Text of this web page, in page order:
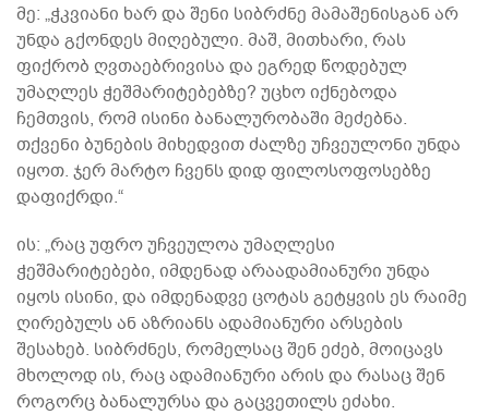
მე: „ჭკვიანი ხარ და შენი სიბრძნე მამაშენისგან არ
უნდა გქონდეს მიღებული. მაშ, მითხარი, რას
ფიქრობ ღვთაებრივისა და ეგრედ წოდებულ
უმაღლეს ჭეშმარიტებებზე? უცხო იქნებოდა
ჩემთვის, რომ ისინი ბანალურობაში მეძებნა.
თქვენი ბუნების მიხედვით ძალზე უჩვეულონი უნდა
იყოთ. ჯერ მარტო ჩვენს დიდ ფილოსოფოსებზე
დაფიქრდი.“
ის: „რაც უფრო უჩვეულოა უმაღლესი
ჭეშმარიტებები, იმდენად არაადამიანური უნდა
იყოს ისინი, და იმდენადვე ცოტას გეტყვის ეს რაიმე
ღირებულს ან აზრიანს ადამიანური არსების
შესახებ. სიბრძნეს, რომელსაც შენ ეძებ, მოიცავს
მხოლოდ ის, რაც ადამიანური არის და რასაც შენ
როგორც ბანალურსა და გაცვეთილს ეძახი.